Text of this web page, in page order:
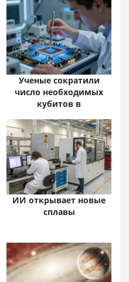
Ученые сократили
число необходимых
кубитов в
ИИ открывает новые
сплавы